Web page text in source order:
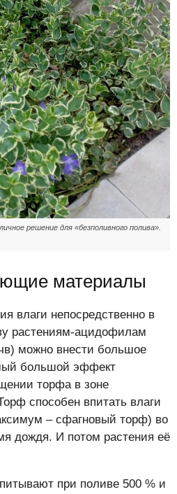
решение для «безполивного полива».
материалы
влаги непосредственно в
растениям-ацидофилам
можно внести большое
большой эффект
торфа в зоне
способен впитать влаги
– сфагновый торф) во
дождя. И потом растения её
при поливе 500 % и